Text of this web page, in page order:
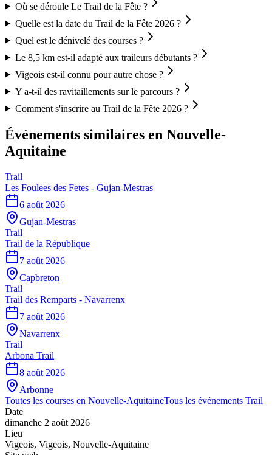
Où se déroule Le Trail de la Fête ?
Quelle est la date du Trail de la Fête 2026 ?
Quel est le dénivelé des courses ?
Le 8,5 km est-il adapté aux traileurs débutants ?
Vigeois est-il connu pour autre chose ?
Y a-t-il des ravitaillements sur le parcours ?
Comment s'inscrire au Trail de la Fête 2026 ?
Événements similaires en Nouvelle-
Aquitaine
Trail
Les Foulees des Fetes - Gujan-Mestras
6 août 2026
Gujan-Mestras
Trail
Trail de la République
7 août 2026
Capbreton
Trail
Trail des Remparts - Navarrenx
7 août 2026
Navarrenx
Trail
Arbona Trail
8 août 2026
Arbonne
Toutes les courses en Nouvelle-AquitaineTous les événements Trail
Date
dimanche 2 août 2026
Lieu
Vigeois, Vigeois, Nouvelle-Aquitaine